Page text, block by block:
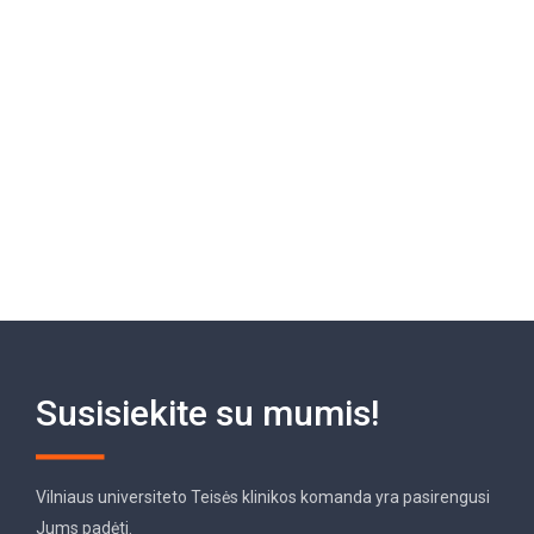
Susisiekite su mumis!
Vilniaus universiteto Teisės klinikos komanda yra pasirengusi
Jums padėti.